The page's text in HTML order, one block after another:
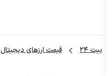
بیت ۲۴ قیمت ارزهای دیجیتال